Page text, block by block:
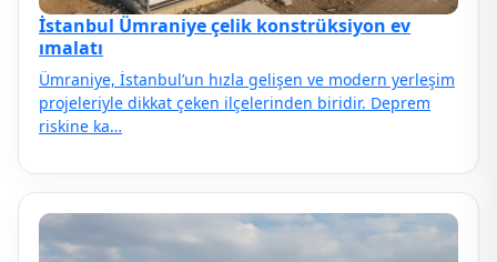
İstanbul Ümraniye çelik konstrüksiyon ev
ımalatı
Ümraniye, İstanbul’un hızla gelişen ve modern yerleşim
projeleriyle dikkat çeken ilçelerinden biridir. Deprem
riskine ka…